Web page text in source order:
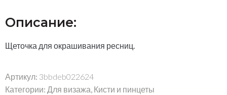
Описание:
Щеточка для окрашивания ресниц.
Артикул: 3bbdeb022624
Категории: Для визажа, Кисти и пинцеты